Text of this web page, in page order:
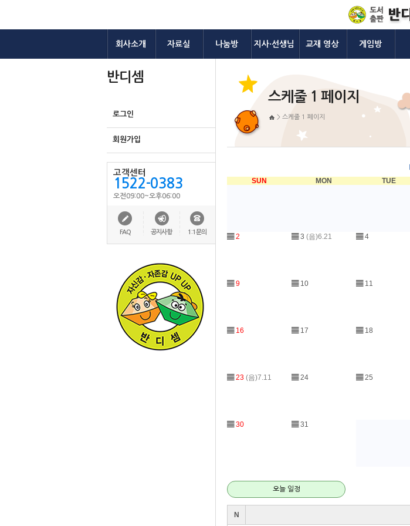
회사소개 자료실 나눔방 지사·선생님 교재 영상 게임방
반디셈
로그인
회원가입
고객센터
1522-0383
오전09:00~오후06:00
FAQ 공지사항 1:1문의
스케줄 1 페이지
> 스케줄 1 페이지
SUN MON TUE
▤ 2 ▤ 3 (음)6.21 ▤ 4
▤ 9 ▤ 10 ▤ 11
▤ 16 ▤ 17 ▤ 18
▤ 23 (음)7.11 ▤ 24 ▤ 25
▤ 30 ▤ 31
오늘 일정
N